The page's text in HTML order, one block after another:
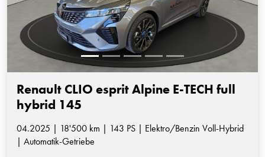
Renault CLIO esprit Alpine E-TECH full
hybrid 145
04.2025 | 18'500 km | 143 PS | Elektro/Benzin Voll-Hybrid
| Automatik-Getriebe